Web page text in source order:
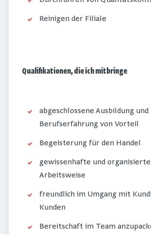
Reinigen der Filiale
Qualifikationen, die ich mitbringe
abgeschlossene Ausbildung und
Berufserfahrung von Vorteil
Begeisterung für den Handel
gewissenhafte und organisierte
Arbeitsweise
freundlich im Umgang mit
Kunden
Bereitschaft im Team